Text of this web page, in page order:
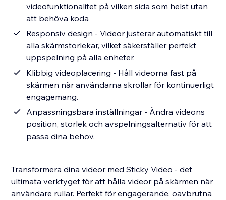
videofunktionalitet på vilken sida som helst utan
att behöva koda
Responsiv design - Videor justerar automatiskt till
alla skärmstorlekar, vilket säkerställer perfekt
uppspelning på alla enheter.
Klibbig videoplacering - Håll videorna fast på
skärmen när användarna skrollar för kontinuerligt
engagemang.
Anpassningsbara inställningar - Ändra videons
position, storlek och avspelningsalternativ för att
passa dina behov.
Transformera dina videor med Sticky Video - det
ultimata verktyget för att hålla videor på skärmen när
användare rullar. Perfekt för engagerande, oavbrutna